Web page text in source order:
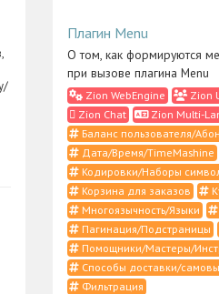
Плагин Menu
О том, как формируются
при вызове плагина Menu
Zion WebEngine Zion
Zion Chat
Zion Multi-
Баланс пользователя/
Дата/Время/TimeMashine
Кодировки/Наборы
Корзина для заказов
Многоязычность/Языки
Пагинация/Подстраницы
Помощники/Мастеры/
Способы доставки/
Фильтрация